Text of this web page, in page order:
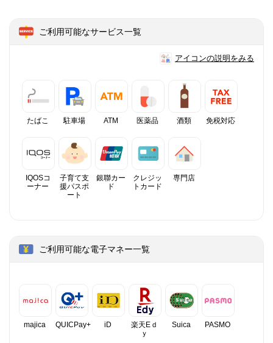
ご利用可能なサービス一覧
アイコンの説明をみる
たばこ 駐車場 ATM 医薬品 酒類 免税対応
IQOSコ
ーナー
子育て支
援パスポ
ート
銀聯カー
ド
クレジッ
トカード
専門店
ご利用可能な電子マネー一覧
majica QUICPay+ iD
楽天Eｄ
ｙ
Suica PASMO